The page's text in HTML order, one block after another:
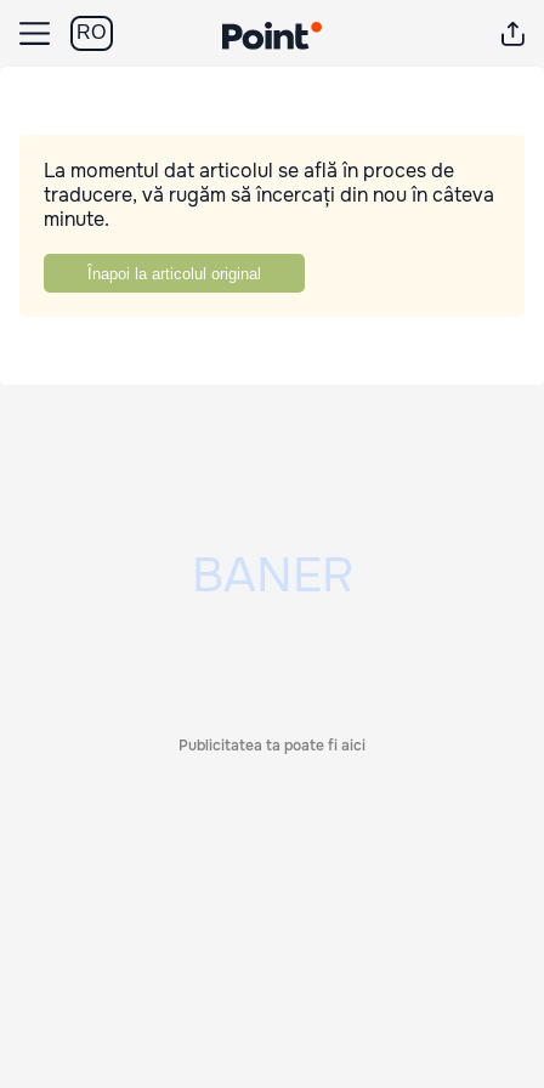
RO
La momentul dat articolul se află în proces de
traducere, vă rugăm să încercați din nou în câteva
minute.
Înapoi la articolul original
Publicitatea ta poate fi aici